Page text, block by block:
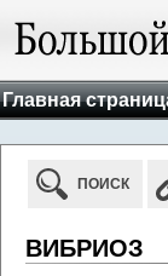
Главная
ПОИСК
ВИБРИОЗ